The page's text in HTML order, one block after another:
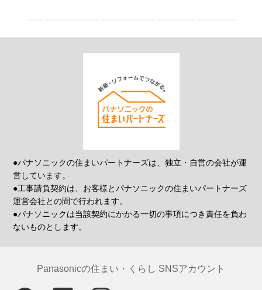
●パナソニックの住まいパートナーズは、独立・自営の会社が運
営しています。
●工事請負契約は、お客様とパナソニックの住まいパートナーズ
運営会社との間で行われます。
●パナソニックは当該契約にかかる一切の事項につき責任を負わ
ないものとします。
Panasonicの住まい・くらし SNSアカウント